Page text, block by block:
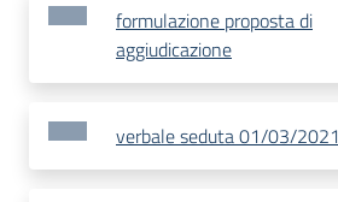
formulazione proposta di
aggiudicazione
verbale seduta 01/03/2021